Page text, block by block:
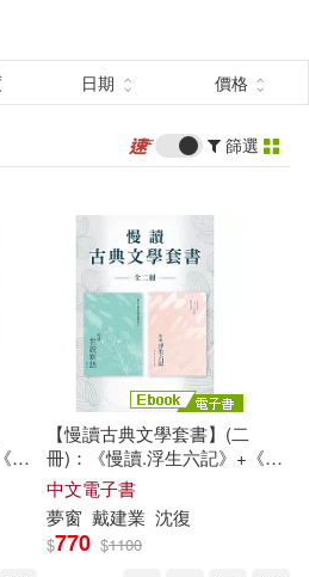
書(1)
(2)
日期 價格
篩選
慢
【慢讀古典文學套書】(二
冊)：《慢讀.浮生六記》+《慢
讀.世說新語》 (電子書)
中文電子書
夢窗 戴建業 沈復
$770 $1100